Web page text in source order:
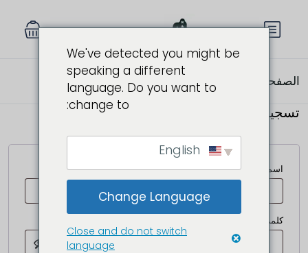
الصفحة الرئيسية حسابي
تسجيل الدخول
اسم المستخدم أو البريد الإلكتروني*
كلمة المرور
We've detected you might be
speaking a different
language. Do you want to
change to:
Change Language
Close and do not switch
language